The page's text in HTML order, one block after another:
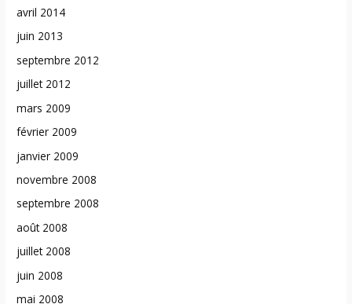
avril 2014
juin 2013
septembre 2012
juillet 2012
mars 2009
février 2009
janvier 2009
novembre 2008
septembre 2008
août 2008
juillet 2008
juin 2008
mai 2008